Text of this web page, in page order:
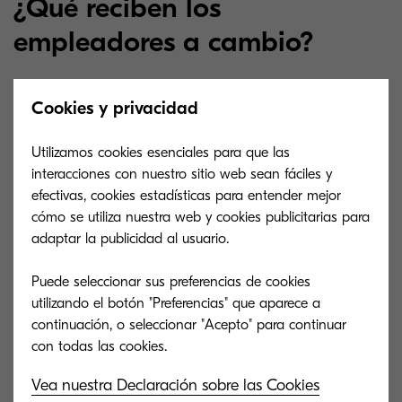
¿Qué reciben los
empleadores a cambio?
Se suele hablar largo y tendido de las
el empleado, pero este modelo de productividad
no es unidireccional.La empresa también se
puede beneficiar de tener a su equipo
operando desde casa.¿Cómo? En tanto que,
lograr ser más rentable. El espacio físico pasa a
ser más irrelevante, y por tanto la organización
puede optar por oficinas más pequeñas y
Cookies y privacidad
Utilizamos cookies esenciales para que las
interacciones con nuestro sitio web sean fáciles y
efectivas, cookies estadísticas para entender mejor
cómo se utiliza nuestra web y cookies publicitarias para
adaptar la publicidad al usuario.
Puede seleccionar sus preferencias de cookies
utilizando el botón "Preferencias" que aparece a
continuación, o seleccionar "Acepto" para continuar
Vea nuestra Declaración sobre las Cookies